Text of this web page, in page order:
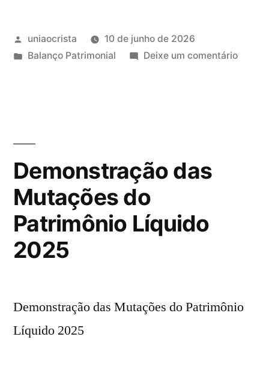
uniaocrista
10 de junho de 2026
Balanço Patrimonial
Deixe um comentário
Demonstração das
Mutações do
Patrimônio Líquido
2025
Demonstração das Mutações do Patrimônio
Líquido 2025